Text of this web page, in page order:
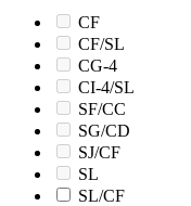
CF
CF/SL
CG-4
CI-4/SL
SF/CC
SG/CD
SJ/CF
SL
SL/CF